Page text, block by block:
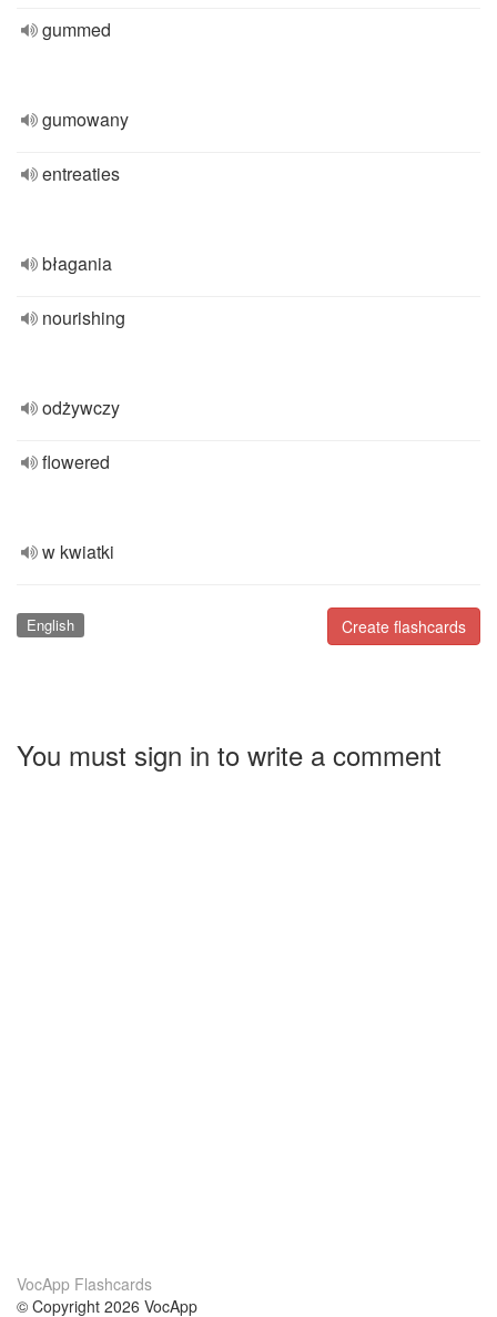
gummed
gumowany
entreaties
błagania
nourishing
odżywczy
flowered
w kwiatki
Create flashcards
English
You must sign in to write a comment
VocApp Flashcards
© Copyright 2026 VocApp